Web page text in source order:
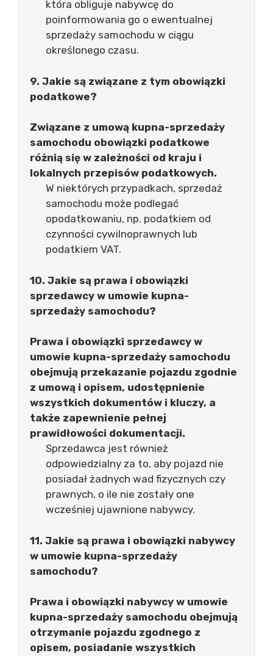
która obliguje nabywcę do
poinformowania go o ewentualnej
sprzedaży samochodu w ciągu
określonego czasu.
9. Jakie są związane z tym obowiązki
podatkowe?
Związane z umową kupna-sprzedaży
samochodu obowiązki podatkowe
różnią się w zależności od kraju i
lokalnych przepisów podatkowych.
W niektórych przypadkach, sprzedaż
samochodu może podlegać
opodatkowaniu, np. podatkiem od
czynności cywilnoprawnych lub
podatkiem VAT.
10. Jakie są prawa i obowiązki
sprzedawcy w umowie kupna-
sprzedaży samochodu?
Prawa i obowiązki sprzedawcy w
umowie kupna-sprzedaży samochodu
obejmują przekazanie pojazdu zgodnie
z umową i opisem, udostępnienie
wszystkich dokumentów i kluczy, a
także zapewnienie pełnej
prawidłowości dokumentacji.
Sprzedawca jest również
odpowiedzialny za to, aby pojazd nie
posiadał żadnych wad fizycznych czy
prawnych, o ile nie zostały one
wcześniej ujawnione nabywcy.
11. Jakie są prawa i obowiązki nabywcy
w umowie kupna-sprzedaży
samochodu?
Prawa i obowiązki nabywcy w umowie
kupna-sprzedaży samochodu obejmują
otrzymanie pojazdu zgodnego z
opisem, posiadanie wszystkich